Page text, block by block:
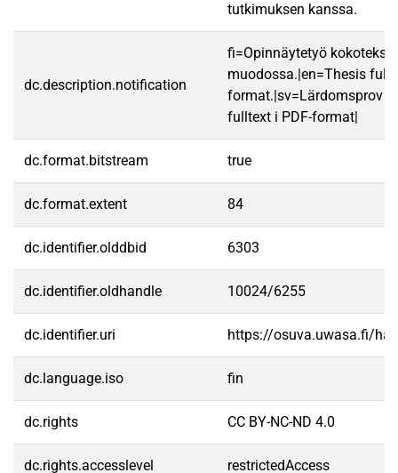
tutkimuksen kanssa.
dc.description.notification
fi=Opinnäytetyö
muodossa.|en=Thesis
format.|sv=Lärdomsprov
fulltext i PDF-format|
dc.format.bitstream true
dc.format.extent 84
dc.identifier.olddbid 6303
dc.identifier.oldhandle 10024/6255
dc.identifier.uri https://osuva.uwasa.fi/
dc.language.iso fin
dc.rights CC BY-NC-ND 4.0
dc.rights.accesslevel restrictedAccess